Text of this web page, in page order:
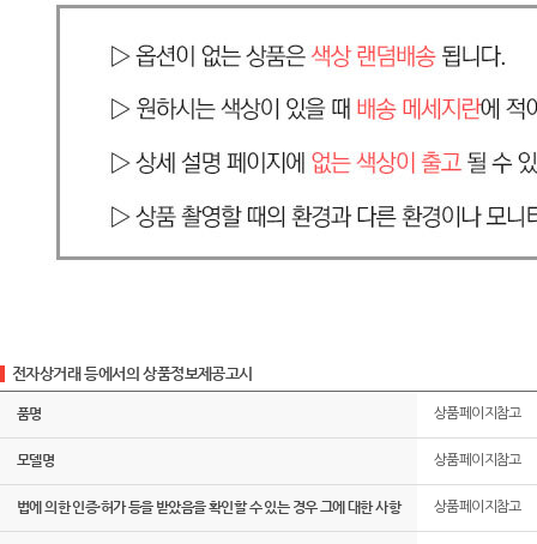
전자상거래 등에서의 상품정보제공고시
품명 상품페이지참고
모델명 상품페이지참고
법에 의한 인증·허가 등을 받았음을 확인할 수 있는 경우 그에 대한 사항 상품페이지참고